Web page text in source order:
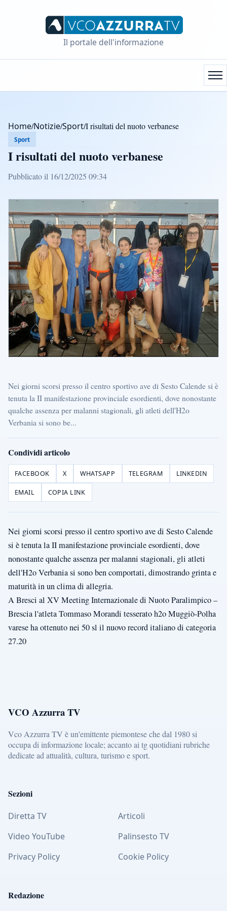
Il portale dell'informazione
Home/Notizie/Sport/I risultati del nuoto verbanese
Sport
I risultati del nuoto verbanese
Pubblicato il 16/12/2025 09:34
Nei giorni scorsi presso il centro sportivo ave di Sesto Calende si è
tenuta la II manifestazione provinciale esordienti, dove nonostante
qualche assenza per malanni stagionali, gli atleti dell'H2o
Verbania si sono be...
Condividi articolo
FACEBOOK X WHATSAPP TELEGRAM LINKEDIN
EMAIL COPIA LINK
Nei giorni scorsi presso il centro sportivo ave di Sesto Calende
si è tenuta la II manifestazione provinciale esordienti, dove
nonostante qualche assenza per malanni stagionali, gli atleti
dell'H2o Verbania si sono ben comportati, dimostrando grinta e
maturità in un clima di allegria.
A Bresci al XV Meeting Internazionale di Nuoto Paralimpico –
Brescia l'atleta Tommaso Morandi tesserato h2o Muggiò-Polha
varese ha ottenuto nei 50 sl il nuovo record italiano di categoria
27.20
VCO Azzurra TV
Vco Azzurra TV è un'emittente piemontese che dal 1980 si
occupa di informazione locale; accanto ai tg quotidiani rubriche
dedicate ad attualità, cultura, turismo e sport.
Sezioni
Diretta TV
Articoli
Video YouTube
Palinsesto TV
Privacy Policy
Cookie Policy
Redazione